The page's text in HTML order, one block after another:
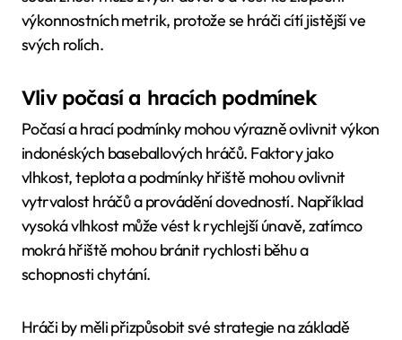
výkonnostních metrik, protože se hráči cítí jistější ve
svých rolích.
Vliv počasí a hracích podmínek
Počasí a hrací podmínky mohou výrazně ovlivnit výkon
indonéských baseballových hráčů. Faktory jako
vlhkost, teplota a podmínky hřiště mohou ovlivnit
vytrvalost hráčů a provádění dovedností. Například
vysoká vlhkost může vést k rychlejší únavě, zatímco
mokrá hřiště mohou bránit rychlosti běhu a
schopnosti chytání.
Hráči by měli přizpůsobit své strategie na základě